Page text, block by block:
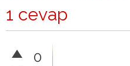
1 cevap
0